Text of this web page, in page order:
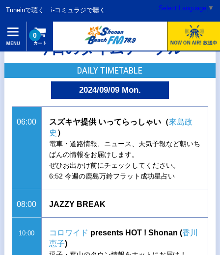
Tuneinで聴く i-コミュラジで聴く Select Language ▼
0
今日のタイムテーブル
DAILY TIMETABLE
2024/09/09 Mon.
06:00 スズキヤ提供 いってらっしゃい（來島政
史 ）
電車・道路情報、ニュース、天気予報など朝いち
ばんの情報をお届けします。
ぜひお出かけ前にチェックしてください。
6:52 今週の鹿島万鈴フラット成功星占い
08:00 JAZZY BREAK
10:00 コロワイド presents HOT ! Shonan (香川
恵子)